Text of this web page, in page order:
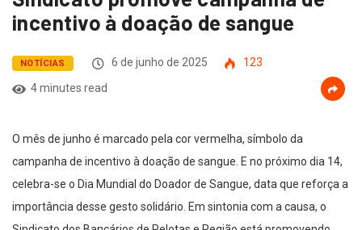
incentivo à doação de sangue
NOTÍCIAS 6 de junho de 2025
123
4 minutes read
O mês de junho é marcado pela cor vermelha, símbolo da
campanha de incentivo à doação de sangue. E no próximo dia 14,
celebra-se o Dia Mundial do Doador de Sangue, data que reforça a
importância desse gesto solidário. Em sintonia com a causa, o